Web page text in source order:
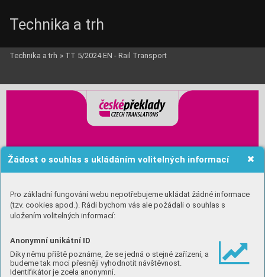
Žádost o souhlas s ukládáním volitelných informací
Pro základní fungování webu nepotřebujeme ukládat žádné informace
(tzv. cookies apod.). Rádi bychom vás ale požádali o souhlas s
uložením volitelných informací:
Anonymní unikátní ID
Díky němu příště poznáme, že se jedná o stejné zařízení, a
budeme tak moci přesněji vyhodnotit návštěvnost.
Identifikátor je zcela anonymní.
Technika a trh
Technika a trh » TT 5/2024 EN - Rail Transport